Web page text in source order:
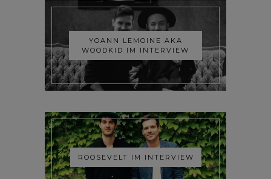
YOANN LEMOINE AKA
WOODKID IM INTERVIEW
ROOSEVELT IM INTERVIEW